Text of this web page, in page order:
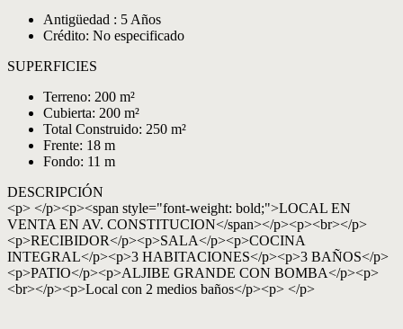
Antigüedad : 5 Años
Crédito: No especificado
SUPERFICIES
Terreno: 200 m²
Cubierta: 200 m²
Total Construido: 250 m²
Frente: 18 m
Fondo: 11 m
DESCRIPCIÓN
<p> </p><p><span style="font-weight: bold;">LOCAL EN
VENTA EN AV. CONSTITUCION</span></p><p><br></p>
<p>RECIBIDOR</p><p>SALA</p><p>COCINA
INTEGRAL</p><p>3 HABITACIONES</p><p>3 BAÑOS</p>
<p>PATIO</p><p>ALJIBE GRANDE CON BOMBA</p><p>
<br></p><p>Local con 2 medios baños</p><p> </p>